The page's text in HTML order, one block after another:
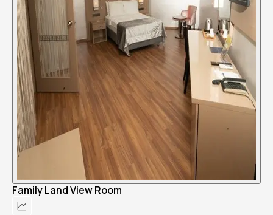
Family Land View Room